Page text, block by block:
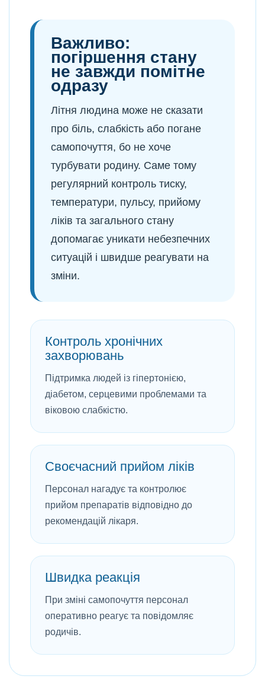
Важливо:
погіршення стану
не завжди помітне
одразу
Літня людина може не сказати
про біль, слабкість або погане
самопочуття, бо не хоче
турбувати родину. Саме тому
регулярний контроль тиску,
температури, пульсу, прийому
ліків та загального стану
допомагає уникати небезпечних
ситуацій і швидше реагувати на
зміни.
Контроль хронічних
захворювань
Підтримка людей із гіпертонією,
діабетом, серцевими проблемами та
віковою слабкістю.
Своєчасний прийом ліків
Персонал нагадує та контролює
прийом препаратів відповідно до
рекомендацій лікаря.
Швидка реакція
При зміні самопочуття персонал
оперативно реагує та повідомляє
родичів.